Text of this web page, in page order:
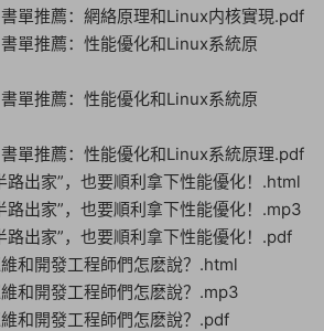
單推薦：網絡原理和Linux内核實現.pdf
單推薦：性能優化和Linux系統原
單推薦：性能優化和Linux系統原
單推薦：性能優化和Linux系統原理.pdf
路出家”，也要順利拿下性能優化！.html
路出家”，也要順利拿下性能優化！.mp3
路出家”，也要順利拿下性能優化！.pdf
和開發工程師們怎麽說？.html
和開發工程師們怎麽說？.mp3
和開發工程師們怎麽說？.pdf